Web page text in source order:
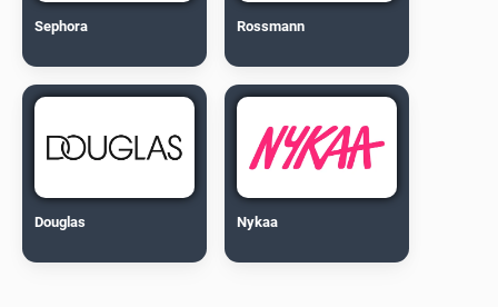
Sephora Rossmann
Douglas Nykaa